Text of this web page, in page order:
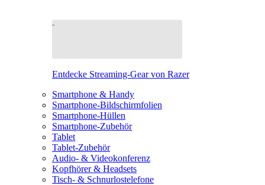
Entdecke Streaming-Gear von Razer
Smartphone & Handy
Smartphone-Bildschirmfolien
Smartphone-Hüllen
Smartphone-Zubehör
Tablet
Tablet-Zubehör
Audio- & Videokonferenz
Kopfhörer & Headsets
Tisch- & Schnurlostelefone